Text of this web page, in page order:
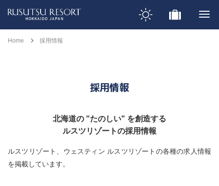
Home 採用情報
採用情報
北海道の "たのしい" を創造する
ルスツリゾートの採用情報
ルスツリゾート、ウェスティン ルスツリゾートの各種の求人情報
を掲載しています。